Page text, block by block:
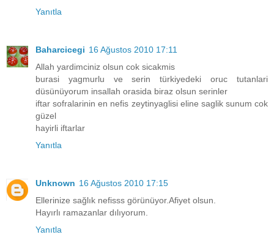
Yanıtla
Baharcicegi 16 Ağustos 2010 17:11
Allah yardimciniz olsun cok sicakmis
burasi yagmurlu ve serin türkiyedeki oruc tutanlari
düsünüyorum insallah orasida biraz olsun serinler
iftar sofralarinin en nefis zeytinyaglisi eline saglik sunum cok
güzel
hayirli iftarlar
Yanıtla
Unknown 16 Ağustos 2010 17:15
Ellerinize sağlık nefisss görünüyor.Afiyet olsun.
Hayırlı ramazanlar dılıyorum.
Yanıtla